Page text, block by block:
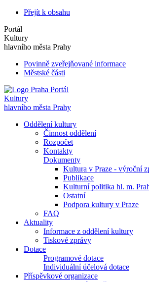
Přejít k obsahu
Portál
Kultury
hlavního města Prahy
Povinně zveřejňované informace
Městské části
Portál
Kultury
hlavního města Prahy
Oddělení kultury
Činnost oddělení
Rozpočet
Kontakty
Dokumenty
Kultura v Praze - výroční
Publikace
Kulturní politika hl. m.
Ostatní
Podpora kultury v Praze
FAQ
Aktuality
Informace z oddělení kultury
Tiskové zprávy
Dotace
Programové dotace
Individuální účelová dotace
Příspěvkové organizace